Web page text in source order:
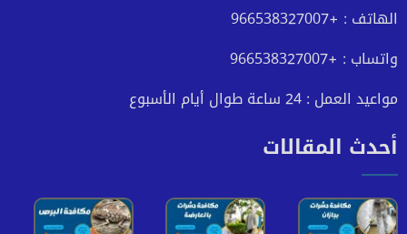
الهاتف : +966538327007
واتساب : +966538327007
مواعيد العمل : 24 ساعة طوال أيام الأسبوع
أحدث المقالات